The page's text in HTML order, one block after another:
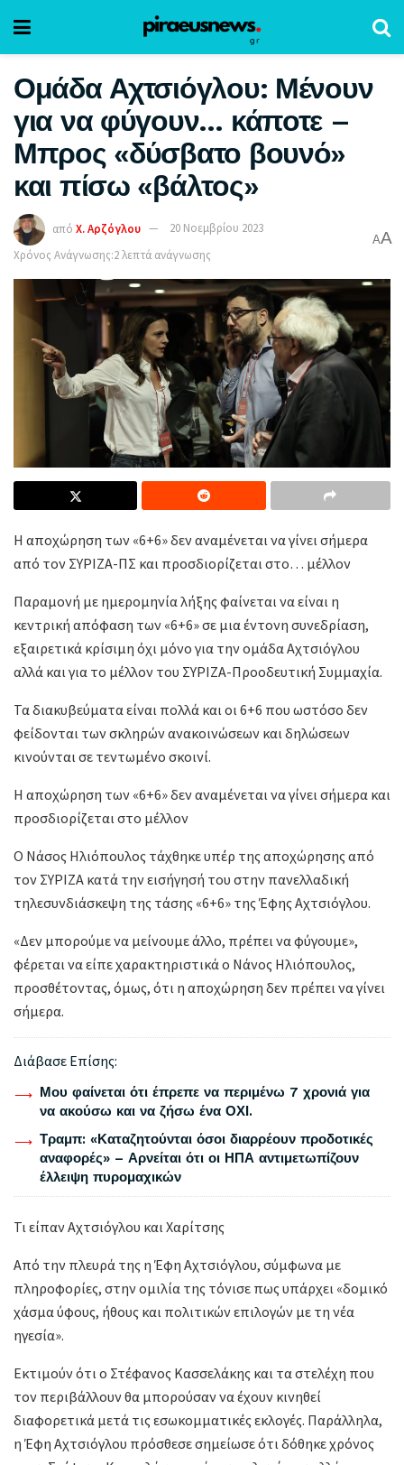
Ομάδα Αχτσιόγλου: Μένουν
για να φύγουν… κάποτε –
Μπρος «δύσβατο βουνό»
και πίσω «βάλτος»
από Χ. Αρζόγλου
20 Νοεμβρίου 2023
Χρόνος Ανάγνωσης:2 λεπτά ανάγνωσης
AA
Η αποχώρηση των «6+6» δεν αναμένεται να γίνει σήμερα
από τον ΣΥΡΙΖΑ-ΠΣ και προσδιορίζεται στο… μέλλον
Παραμονή με ημερομηνία λήξης φαίνεται να είναι η
κεντρική απόφαση των «6+6» σε μια έντονη συνεδρίαση,
εξαιρετικά κρίσιμη όχι μόνο για την ομάδα Αχτσιόγλου
αλλά και για το μέλλον του ΣΥΡΙΖΑ-Προοδευτική Συμμαχία.
Τα διακυβεύματα είναι πολλά και οι 6+6 που ωστόσο δεν
φείδονται των σκληρών ανακοινώσεων και δηλώσεων
κινούνται σε τεντωμένο σκοινί.
Η αποχώρηση των «6+6» δεν αναμένεται να γίνει σήμερα και
προσδιορίζεται στο μέλλον
Ο Νάσος Ηλιόπουλος τάχθηκε υπέρ της αποχώρησης από
τον ΣΥΡΙΖΑ κατά την εισήγησή του στην πανελλαδική
τηλεσυνδιάσκεψη της τάσης «6+6» της Έφης Αχτσιόγλου.
«Δεν μπορούμε να μείνουμε άλλο, πρέπει να φύγουμε»,
φέρεται να είπε χαρακτηριστικά ο Νάνος Ηλιόπουλος,
προσθέτοντας, όμως, ότι η αποχώρηση δεν πρέπει να γίνει
σήμερα.
Διάβασε Επίσης:
Μου φαίνεται ότι έπρεπε να περιμένω 7 χρονιά για
να ακούσω και να ζήσω ένα ΟΧΙ.
Τραμπ: «Καταζητούνται όσοι διαρρέουν προδοτικές
αναφορές» – Αρνείται ότι οι ΗΠΑ αντιμετωπίζουν
έλλειψη πυρομαχικών
Τι είπαν Αχτσιόγλου και Χαρίτσης
Από την πλευρά της η Έφη Αχτσιόγλου, σύμφωνα με
πληροφορίες, στην ομιλία της τόνισε πως υπάρχει «δομικό
χάσμα ύφους, ήθους και πολιτικών επιλογών με τη νέα
ηγεσία».
Εκτιμούν ότι ο Στέφανος Κασσελάκης και τα στελέχη που
τον περιβάλλουν θα μπορούσαν να έχουν κινηθεί
διαφορετικά μετά τις εσωκομματικές εκλογές. Παράλληλα,
η Έφη Αχτσιόγλου πρόσθεσε σημείωσε ότι δόθηκε χρόνος